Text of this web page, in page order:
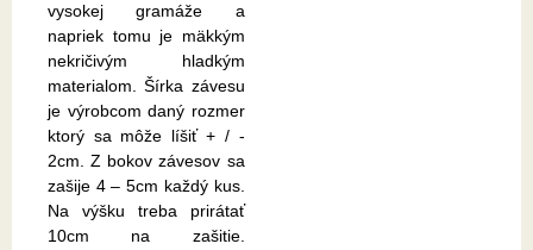
vysokej gramáže a
napriek tomu je mäkkým
nekričivým hladkým
materialom. Šírka závesu
je výrobcom daný rozmer
ktorý sa môže líšiť + / -
2cm. Z bokov závesov sa
zašije 4 – 5cm každý kus.
Na výšku treba prirátať
10cm na zašitie.